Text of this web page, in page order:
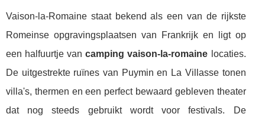
Vaison-la-Romaine staat bekend als een van de rijkste
Romeinse opgravingsplaatsen van Frankrijk en ligt op
een halfuurtje vancamping vaison-la-romaine locaties.
De uitgestrekte ruïnes van Puymin en La Villasse tonen
villa's, thermen en een perfect bewaard gebleven theater
dat nog steeds gebruikt wordt voor festivals. De